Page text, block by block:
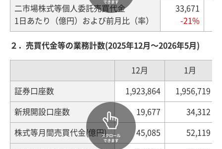
二市場株式等個人委託売買代金
1日あたり（億円）および前月比（率）
33,671
-21%
２．売買代金等の業務計数(2025年12月～2026年5月)
12月 1月
証券口座数 1,923,864 1,956,719
新規開設口座数 19,677 34,312
株式等月間売買代金(億円) 45,085 52,119